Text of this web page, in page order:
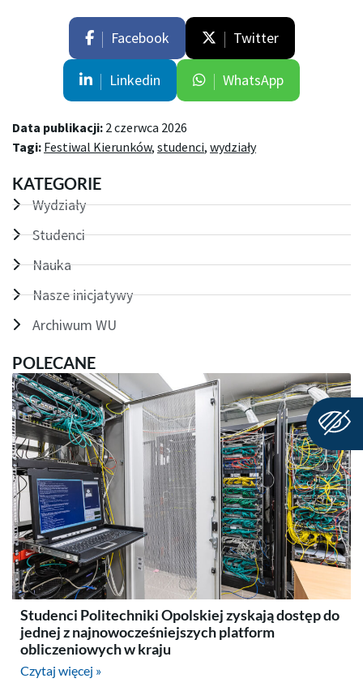
Facebook Twitter
Linkedin WhatsApp
Data publikacji: 2 czerwca 2026
Tagi: Festiwal Kierunków, studenci, wydziały
KATEGORIE
Wydziały
Studenci
Nauka
Nasze inicjatywy
Archiwum WU
POLECANE
Studenci Politechniki Opolskiej zyskają dostęp do
jednej z najnowocześniejszych platform
obliczeniowych w kraju
Czytaj więcej »